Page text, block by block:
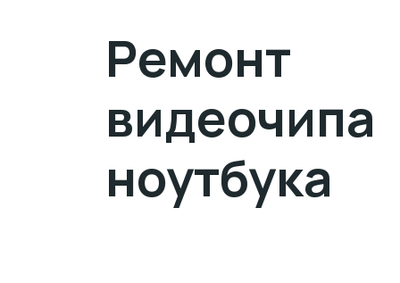
Ремонт
видеочипа
ноутбука